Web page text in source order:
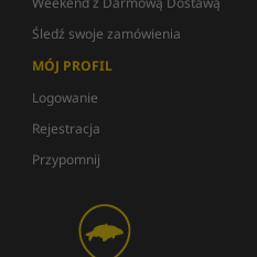
Śledź swoje zamówienia
MÓJ PROFIL
Logowanie
Rejestracja
Przypomnij